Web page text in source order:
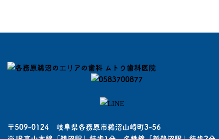
〒509-0124 岐阜県各務原市鵜沼山崎町3-56